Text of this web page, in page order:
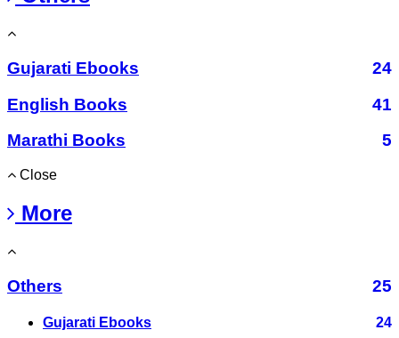
Gujarati Ebooks
24
English Books
41
Marathi Books
5
Close
More
Others 25
Gujarati Ebooks 24